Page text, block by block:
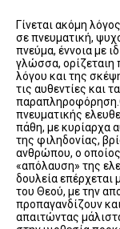
Γίνεται ακόμη
σε πνευματική,
πνεύμα, έννοια με
γλώσσα, ορίζεταιη
λόγου και της
τις αυθεντίες και
πνευματικής
πάθη, με κυρίαρχα
της φιληδονίας,
ανθρώπου, ο οποίος
«απόλαυση» της
δουλεία επέρχεται
του Θεού, με την
προπαγανδίζουν
απαιτώντας